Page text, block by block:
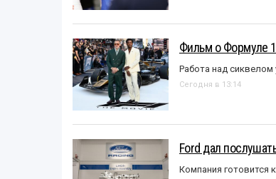
Фильм о Формуле
Работа над сиквелом
Сегодня в 13:14
Ford дал
Компания готовится